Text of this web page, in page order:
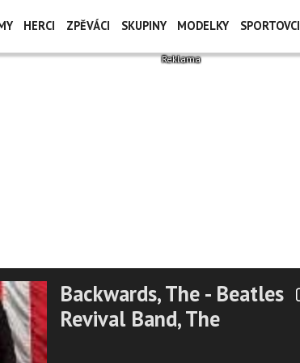
HERCI ZPĚVÁCI SKUPINY MODELKY SPORTOVCI
Backwards, The - Beatles
Revival Band, The